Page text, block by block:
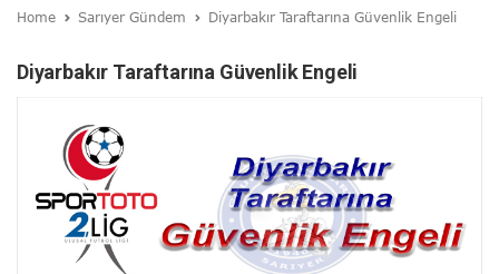
Home Sarıyer Gündem Diyarbakır Taraftarına Güvenlik Engeli
Diyarbakır Taraftarına Güvenlik Engeli